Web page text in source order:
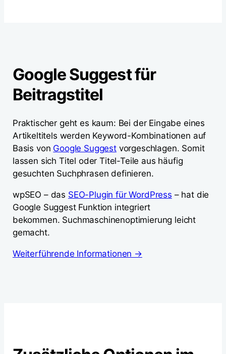
Google Suggest für
Beitragstitel
Praktischer geht es kaum: Bei der Eingabe eines
Artikeltitels werden Keyword-Kombinationen auf
Basis von Google Suggestvorgeschlagen. Somit
lassen sich Titel oder Titel-Teile aus häufig
gesuchten Suchphrasen definieren.
wpSEO – das SEO-Plugin für WordPress – hat die
Google Suggest Funktion integriert
bekommen. Suchmaschinenoptimierung leicht
gemacht.
Weiterführende Informationen →